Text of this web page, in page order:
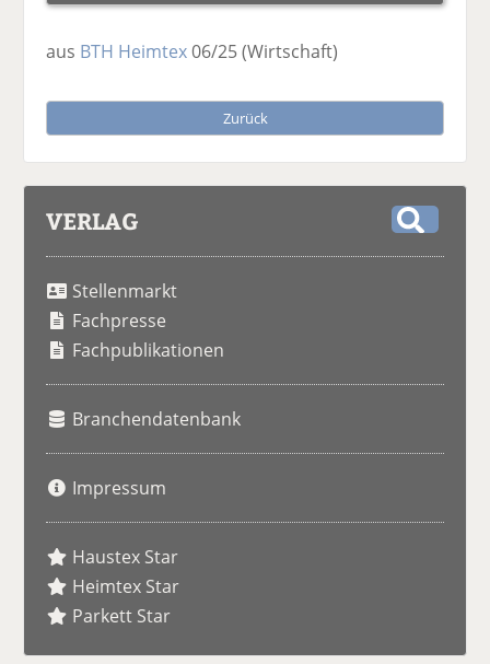
aus BTH Heimtex06/25(Wirtschaft)
Zurück
VERLAG
Stellenmarkt
Fachpresse
Fachpublikationen
Branchendatenbank
Impressum
Haustex Star
Heimtex Star
Parkett Star